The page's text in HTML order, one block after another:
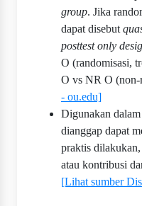
group. Jika
dapat disebut
posttest only
O (randomisasi,
O vs NR O (non-
- ou.edu]
Digunakan
dianggap dapat
praktis
atau kontribusi
[Lihat sumber